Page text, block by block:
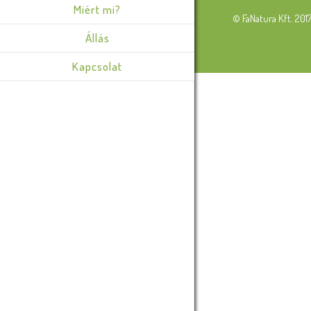
Miért mi?
Állás
Kapcsolat
© FaNatura Kft.